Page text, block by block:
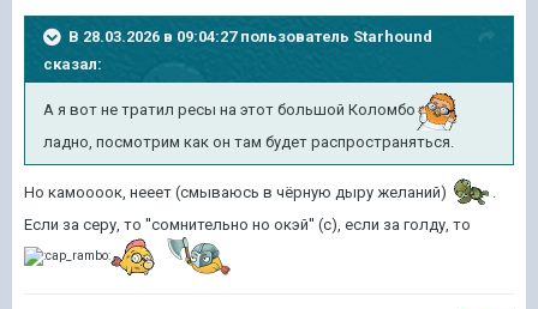
В 28.03.2026 в 09:04:27 пользователь Starhound
сказал:
А я вот не тратил ресы на этот большой Коломбо
ладно, посмотрим как он там будет распространяться.
Но камоооок, нееет (смываюсь в чёрную дыру желаний)
.
Если за серу, то ''сомнительно но окэй'' (с), если за голду, то